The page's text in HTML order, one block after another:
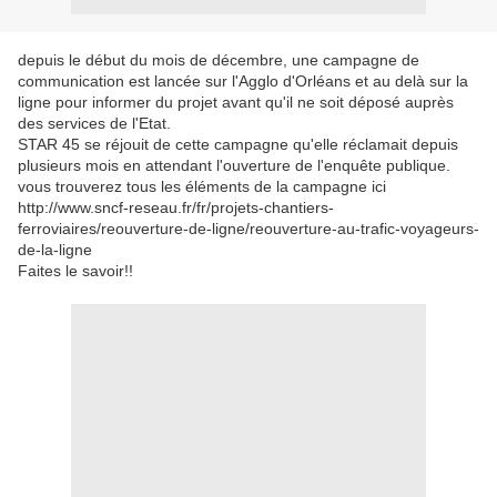
depuis le début du mois de décembre, une campagne de
communication est lancée sur l'Agglo d'Orléans et au delà sur la
ligne pour informer du projet avant qu'il ne soit déposé auprès
des services de l'Etat.
STAR 45 se réjouit de cette campagne qu'elle réclamait depuis
plusieurs mois en attendant l'ouverture de l'enquête publique.
vous trouverez tous les éléments de la campagne ici
http://www.sncf-reseau.fr/fr/projets-chantiers-
ferroviaires/reouverture-de-ligne/reouverture-au-trafic-voyageurs-
de-la-ligne
Faites le savoir!!